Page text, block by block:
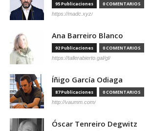
95 Publicaciones 0 COMENTARIOS
https://madc.xyz/
Ana Barreiro Blanco
92 Publicaciones 0 COMENTARIOS
https://tallerabierto.gal/gl/
Íñigo García Odiaga
87 Publicaciones 0 COMENTARIOS
http://vaumm.com/
Óscar Tenreiro Degwitz